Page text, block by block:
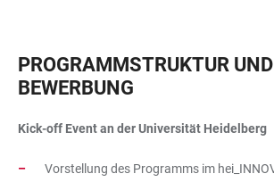
PROGRAMMSTRUKTUR UND
BEWERBUNG
Kick-off Event an der Universität Heidelberg
Vorstellung des Programms im